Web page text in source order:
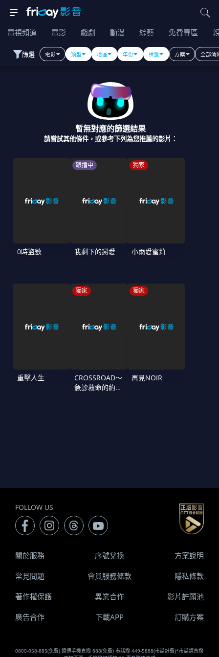
電視頻道 電影 戲劇 動漫 綜藝 免費專區
篩選 電影 類型 地區 年份 標籤 方案 全部清
暫無對應的篩選結果
請嘗試其他條件，或參考下列為您推薦的影片：
0時盜數
跟播中
我剩下的戀愛
獨家
小雨愛蜜莉
重擊人生
獨家
CROSSROAD～
急診救命的約定
獨家
再見NOIR
FOLLOW US
0800-058-885(免費) 遠傳手機直撥 888(免費) 市話撥 449-5888(市話計費)*市話請直撥
關於服務 序號兌換 方案說明
常見問題 會員服務條款 隱私條款
著作權保護 異業合作 影片許願池
廣告合作 下載APP 訂購方案